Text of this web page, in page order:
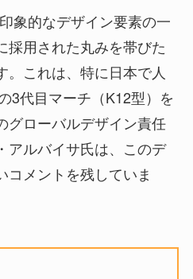
象的なデザイン要素の一
採用された丸みを帯びた
。これは、特に日本で人
3代目マーチ（K12型）を
グローバルデザイン責任
アルバイサ氏は、このデ
コメントを残していま